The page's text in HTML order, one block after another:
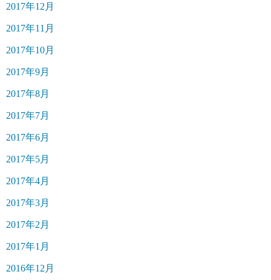
2017年12月
2017年11月
2017年10月
2017年9月
2017年8月
2017年7月
2017年6月
2017年5月
2017年4月
2017年3月
2017年2月
2017年1月
2016年12月